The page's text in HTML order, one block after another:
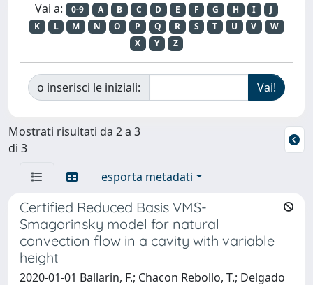
Vai a: 0-9 A B C D E F G H I
J
K
L M N O P Q R S T U V
W
X
Y Z
o inserisci le iniziali:
Mostrati risultati da 2 a 3
di 3
esporta metadati
Certified Reduced Basis VMS-
Smagorinsky model for natural
convection flow in a cavity with variable
height
2020-01-01 Ballarin, F.; Chacon Rebollo, T.; Delgado